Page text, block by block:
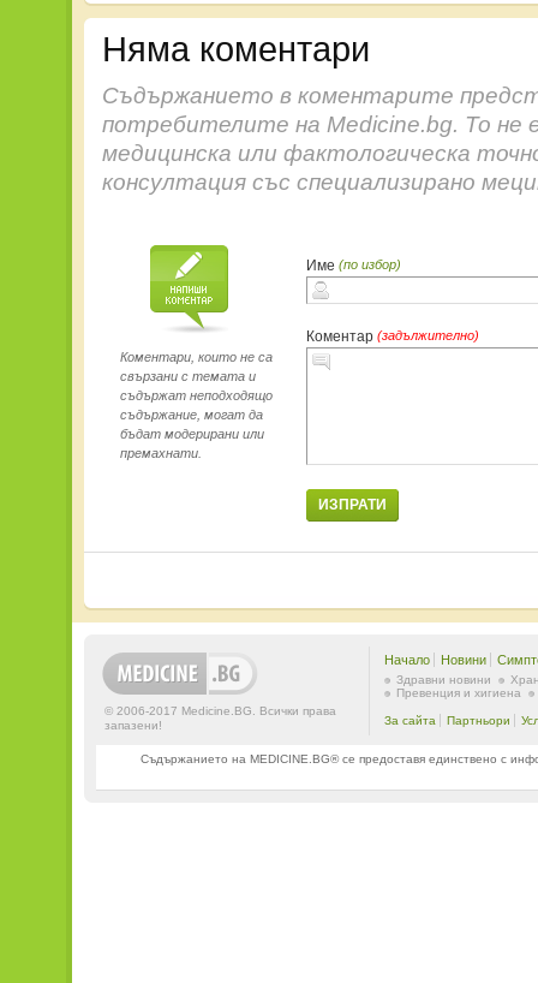
Няма коментари
Съдържанието в коментарите
потребителите на Medicine.bg. То не
медицинска или фактологическа
консултация със специализирано
Име (по избор)
Коментар (задължително)
ИЗПРАТИ
Коментари, които не са
свързани с темата и
съдържат неподходящо
съдържание, могат да
бъдат модерирани или
премахнати.
© 2006-2017 Medicine.BG. Всички права
запазени!
Начало Новини
Здравни новини
Превенция и хигиена
За сайта Партньори
Съдържанието на MEDICINE.BG® се предоставя единствено с